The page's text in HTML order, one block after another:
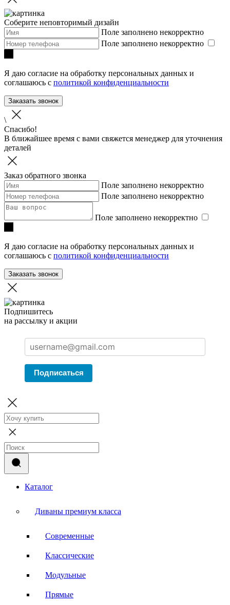
Соберите неповторимый дизайн
Поле заполнено некорректно
Поле заполнено некорректно
Я даю согласие на обработку персональных данных и
соглашаюсь с политикой конфиденциальности
Заказать звонок
\
Спасибо!
В ближайшее время с вами свяжется менеджер для уточнения
деталей
Заказ обратного звонка
Поле заполнено некорректно
Поле заполнено некорректно
Поле заполнено некорректно
Я даю согласие на обработку персональных данных и
соглашаюсь с политикой конфиденциальности
Заказать звонок
Подпишитесь
на рассылку и акции
Подписаться
Каталог
Диваны премиум класса
Современные
Классические
Модульные
Прямые